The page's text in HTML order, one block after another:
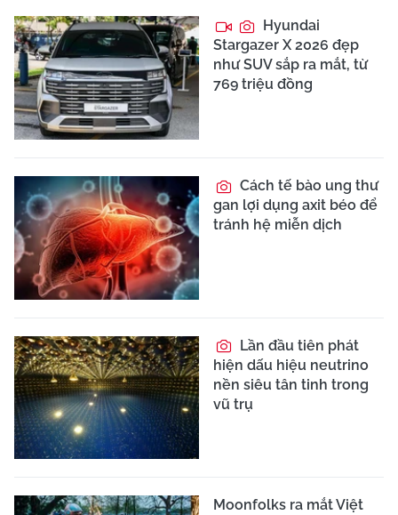
Hyundai
Stargazer X 2026 đẹp
như SUV sắp ra mắt, từ
769 triệu đồng
Cách tế bào ung thư
gan lợi dụng axit béo để
tránh hệ miễn dịch
Lần đầu tiên phát
hiện dấu hiệu neutrino
nền siêu tân tinh trong
vũ trụ
Moonfolks ra mắt Việt